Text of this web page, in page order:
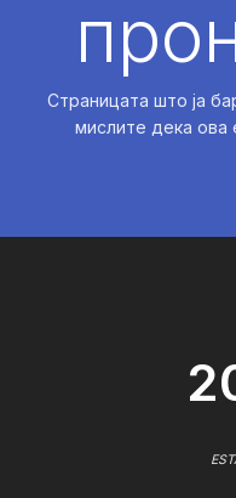
Страницата што ја
мислите дека ова